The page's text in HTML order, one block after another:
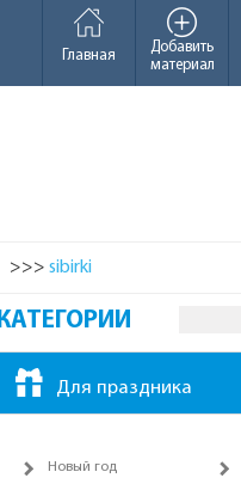
Добавить
материал
Главная
>>> sibirki
КАТЕГОРИИ
Для праздника
Новый год